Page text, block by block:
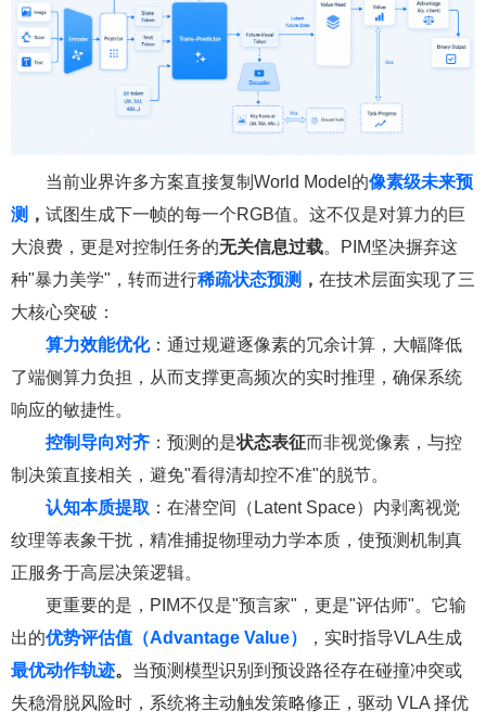
当前业界许多方案直接复制World Model的像素级未来预
测 ， 试图生成下一帧的每一个RGB值。这不仅是对算力的巨
大浪费，更是对控制任务的无关信息过载。PIM坚决摒弃这
种"暴力美学"，转而进行稀疏状态预测 ， 在技术层面实现了三
大核心突破：
算力效能优化：通过规避逐像素的冗余计算，大幅降低
了端侧算力负担，从而支撑更高频次的实时推理，确保系统
响应的敏捷性。
控制导向对齐 ：预测的是状态表征而非视觉像素，与控
制决策直接相关，避免"看得清却控不准"的脱节。
认知本质提取 ：在潜空间（Latent Space）内剥离视觉
纹理等表象干扰，精准捕捉物理动力学本质，使预测机制真
正服务于高层决策逻辑。
更重要的是，PIM不仅是"预言家"，更是"评估师"。它输
出的优势评估值（Advantage Value）
，实时指导VLA生成
最优动作轨迹。 当预测模型识别到预设路径存在碰撞冲突或
失稳滑脱风险时，系统将主动触发策略修正，驱动 VLA 择优